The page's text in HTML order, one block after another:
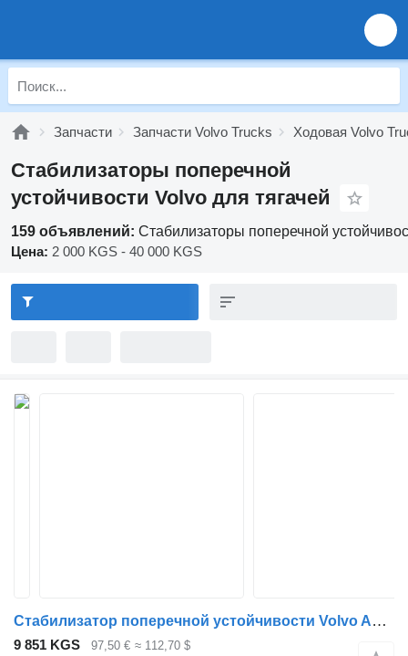
Запчасти Запчасти Volvo Trucks Ходовая Volvo
Стабилизаторы поперечной
устойчивости Volvo для тягачей
159 объявлений: Стабилизаторы поперечной
Цена: 2 000 KGS - 40 000 KGS
Стабилизатор поперечной устойчивости Volvo Anti-roll bar 3986432 для тягача Volvo FH12
9 851 KGS 97,50 € ≈ 112,70 $